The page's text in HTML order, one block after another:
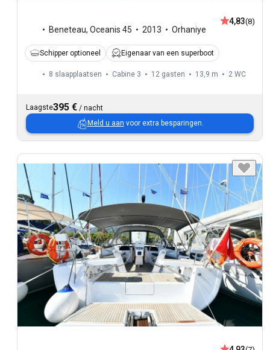
Beneteau, Oceanis 45 2013 Orhaniye
4,83(8)
Schipper optioneel Eigenaar van een superboot
8 slaapplaatsen Cabine 3 12 gasten 13,9 m 2 WC
Laagste395 € / nacht
Meld u aan voor extra besparingen.